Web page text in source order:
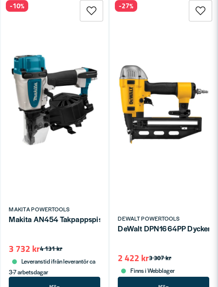
MAKITA POWERTOOLS
Makita AN454 Takpappspistol, spikdiameter: 3,1 mm
4 131 kr
3 732 kr
Leveranstid ifrån leverantör ca
3-7 arbetsdagar
-10%
DEWALT POWERTOOLS
DeWalt DPN1664PP
3 307 kr
2 422 kr
Finns i Webblager
-27%